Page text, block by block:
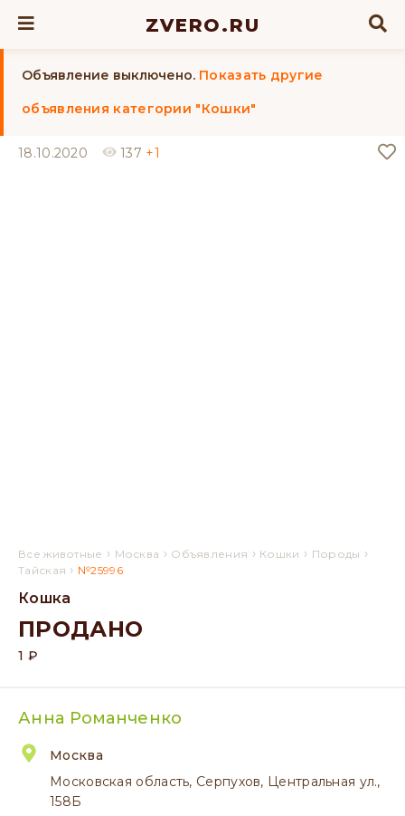
ZVERO.RU
Объявление выключено. Показать другие
объявления категории "Кошки"
18.10.2020 137 +1
Все животные › Москва › Объявления › Кошки › Породы ›
Тайская › №25996
Кошка
ПРОДАНО
1 ₽
Анна Романченко
Москва
Московская область, Серпухов, Центральная ул.,
158Б